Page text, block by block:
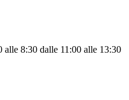
8:30 dalle 11:00 alle 13:30